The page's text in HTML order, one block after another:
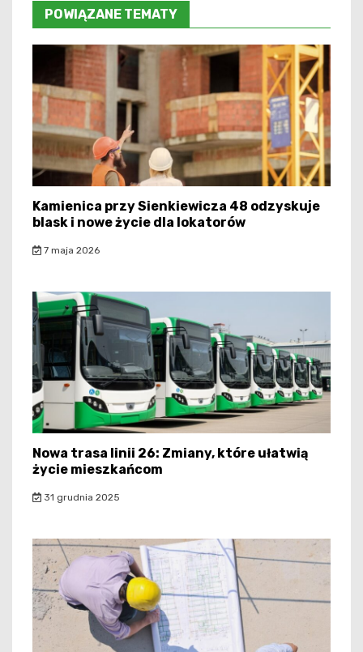
POWIĄZANE TEMATY
Kamienica przy Sienkiewicza 48 odzyskuje
blask i nowe życie dla lokatorów
7 maja 2026
Nowa trasa linii 26: Zmiany, które ułatwią
życie mieszkańcom
31 grudnia 2025